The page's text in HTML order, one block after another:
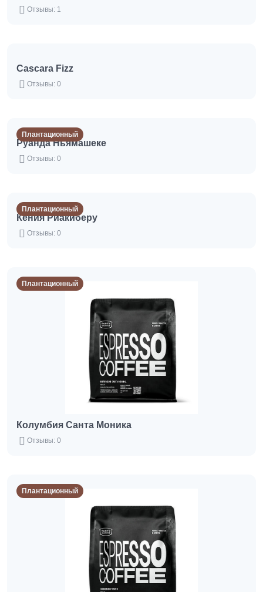
Отзывы: 1
Cascara Fizz
Отзывы: 0
Плантационный
Руанда Ньямашеке
Отзывы: 0
Плантационный
Кения Риакиберу
Отзывы: 0
Плантационный
Колумбия Санта Моника
Отзывы: 0
Плантационный